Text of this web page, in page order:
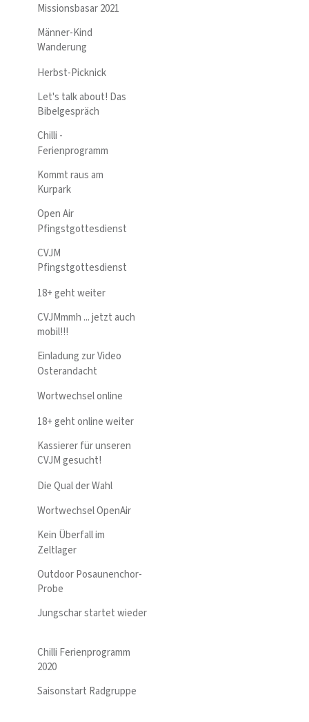
Missionsbasar 2021
Männer-Kind
Wanderung
Herbst-Picknick
Let's talk about! Das
Bibelgespräch
Chilli -
Ferienprogramm
Kommt raus am
Kurpark
Open Air
Pfingstgottesdienst
CVJM
Pfingstgottesdienst
18+ geht weiter
CVJMmmh ... jetzt auch
mobil!!!
Einladung zur Video
Osterandacht
Wortwechsel online
18+ geht online weiter
Kassierer für unseren
CVJM gesucht!
Die Qual der Wahl
Wortwechsel OpenAir
Kein Überfall im
Zeltlager
Outdoor Posaunenchor-
Probe
Jungschar startet wieder
Chilli Ferienprogramm
2020
Saisonstart Radgruppe